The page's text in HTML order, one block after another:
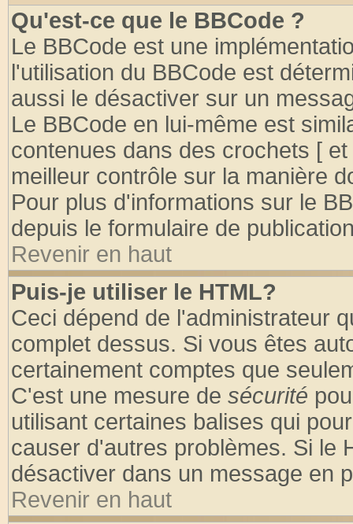
Qu'est-ce que le BBCode ?
Le BBCode est une
l'utilisation du BBCode est
aussi le désactiver sur un
Le BBCode en lui-même est
contenues dans des crochets [
meilleur contrôle sur la manière
Pour plus d'informations sur le
depuis le formulaire de
Revenir en haut
Puis-je utiliser le HTML?
Ceci dépend de l'administrateur
complet dessus. Si vous êtes
certainement comptes que
C'est une mesure de sécurité
utilisant certaines balises qui
causer d'autres problèmes. Si le
désactiver dans un message en
Revenir en haut